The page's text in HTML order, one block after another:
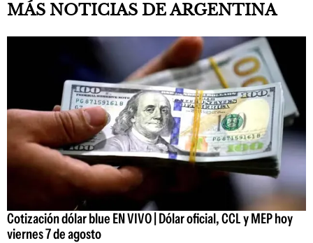
MÁS NOTICIAS DE ARGENTINA
Cotización dólar blue EN VIVO | Dólar oficial, CCL y MEP hoy
viernes 7 de agosto